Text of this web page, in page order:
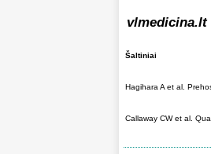
vlmedicina.lt
Šaltiniai
Hagihara A et al.
Callaway CW et al.